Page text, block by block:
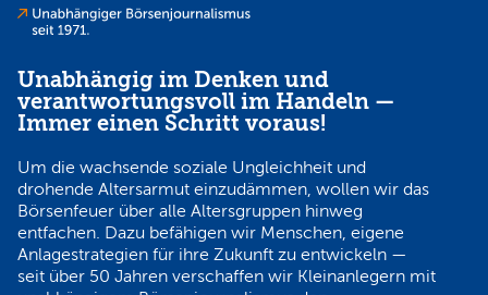
Unabhängig im Denken und
verantwortungsvoll im Handeln —
Immer einen Schritt voraus!
Um die wachsende soziale Ungleichheit und
drohende Altersarmut einzudämmen, wollen wir das
Börsenfeuer über alle Altersgruppen hinweg
entfachen. Dazu befähigen wir Menschen, eigene
Anlagestrategien für ihre Zukunft zu entwickeln —
seit über 50 Jahren verschaffen wir Kleinanlegern mit